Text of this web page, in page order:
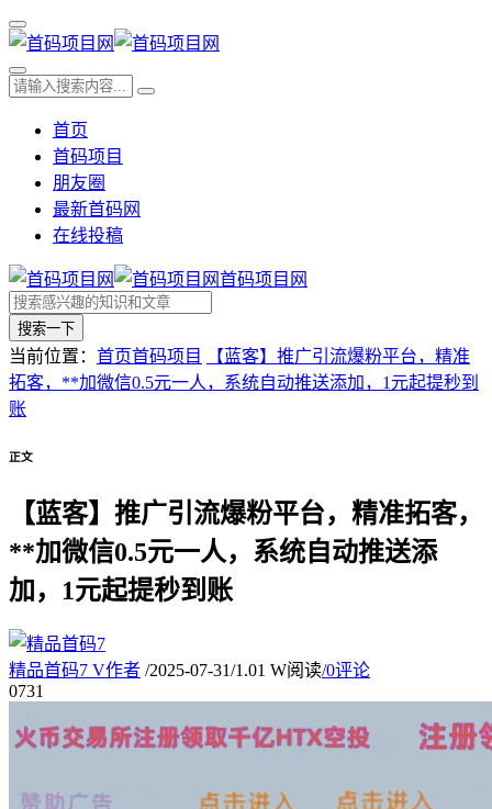
首页
首码项目
朋友圈
最新首码网
在线投稿
首码项目网
搜索一下
当前位置： 首页首码项目
【蓝客】推广引流爆粉平台，精准
拓客，**加微信0.5元一人，系统自动推送添加，1元起提秒到
账
正文
【蓝客】推广引流爆粉平台，精准拓客，
**加微信0.5元一人，系统自动推送添
加，1元起提秒到账
精品首码7 V作者 /2025-07-31/1.01 W阅读/0评论
0731